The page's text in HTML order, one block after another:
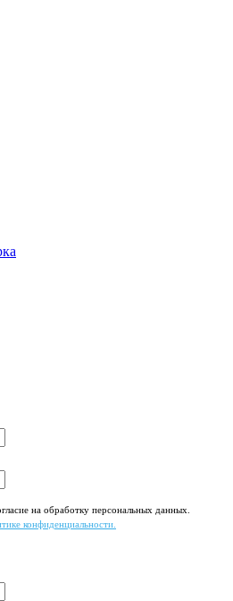
на обработку персональных данных.
конфиденциальности.